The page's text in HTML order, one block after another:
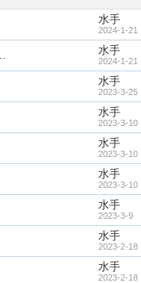
水手
2024-1-21
水手
2024-1-21
水手
2023-3-25
水手
2023-3-10
水手
2023-3-10
水手
2023-3-10
水手
2023-3-9
水手
2023-2-18
水手
2023-2-18